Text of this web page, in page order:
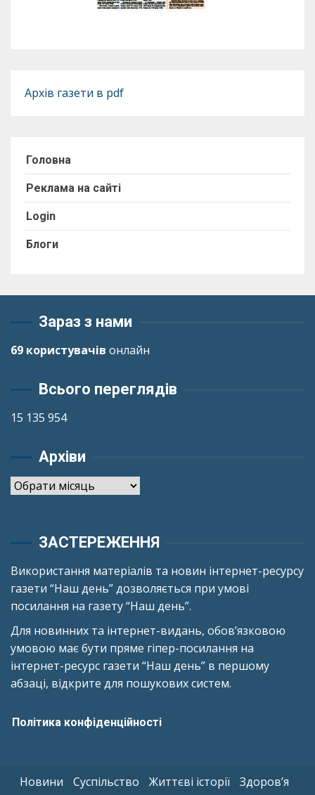
Архів газети в pdf
Головна
Реклама на сайті
Login
Блоги
Зараз з нами
69 користувачів онлайн
Всього переглядів
15 135 954
Архіви
Архіви
ЗАСТЕРЕЖЕННЯ
Використання матеріалів та новин інтернет-ресурсу
газети “Наш день” дозволяється при умові
посилання на газету “Наш день”.
Для новинних та інтернет-видань, обов’язковою
умовою має бути пряме гіпер-посилання на
інтернет-ресурс газети “Наш день” в першому
абзаці, відкрите для пошукових систем.
Політика конфіденційності
Новини Суспільство Життєві історії
Здоров’я